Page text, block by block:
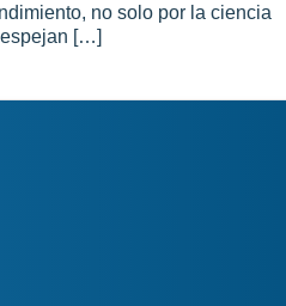
no solo por la ciencia
[…]